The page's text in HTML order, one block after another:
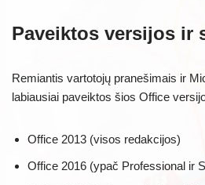
Paveiktos versijos ir
Remiantis vartotojų pranešimais ir
labiausiai paveiktos šios Office
Office 2013 (visos redakcijos)
Office 2016 (ypač Professional ir